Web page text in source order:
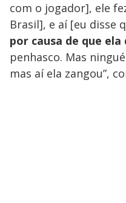
com o jogador], ele
Brasil], e aí [eu disse
por causa de que ela
penhasco. Mas
mas aí ela zangou”,